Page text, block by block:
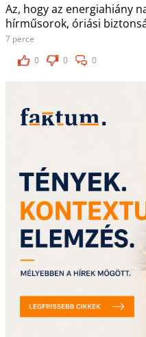
Az, hogy az energiahiány
hírműsorok, óriási
7 perce
0
0 0